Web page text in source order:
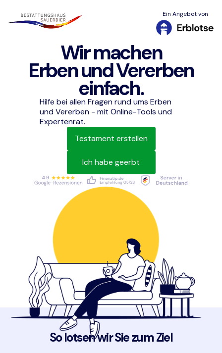
Ein Angebot von
Wir machen
Erben und Vererben
einfach.
Hilfe bei allen Fragen rund ums Erben
und Vererben - mit Online-Tools und
Expertenrat.
Testament erstellen
Ich habe geerbt
So lotsen wir Sie zum Ziel